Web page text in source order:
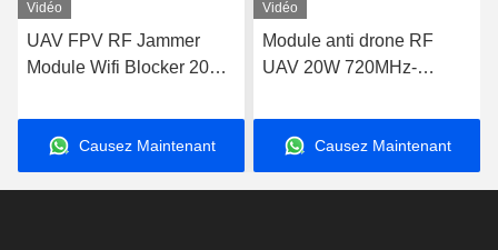
Vidéo
UAV FPV RF Jammer
Module Wifi Blocker 20W
Causez Maintenant
Vidéo
Module anti drone RF
UAV 20W 720MHz-
Drone Wifi Bluetooth
BrouilleurCausez Maintenant